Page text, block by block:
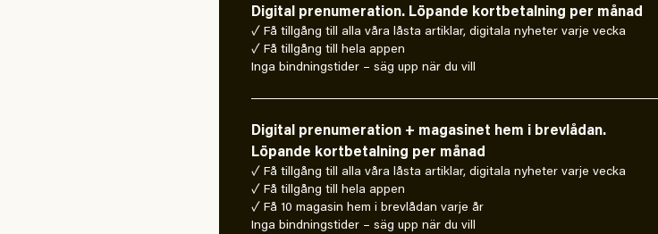
Digital prenumeration. Löpande kortbetalning per månad
✓ Få tillgång till alla våra låsta artiklar, digitala nyheter varje vecka
✓ Få tillgång till hela appen
Inga bindningstider – säg upp när du vill
Digital prenumeration + magasinet hem i brevlådan.
Löpande kortbetalning per månad
✓ Få tillgång till alla våra låsta artiklar, digitala nyheter varje vecka
✓ Få tillgång till hela appen
✓ Få 10 magasin hem i brevlådan varje år
Inga bindningstider – säg upp när du vill